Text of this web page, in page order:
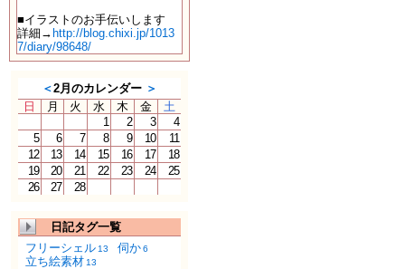
■イラストのお手伝いします
詳細→ http://blog.chixi.jp/1013
7/diary/98648/
＜2月のカレンダー ＞
日
月 火 水 木 金
土
1
2 3
4
5
6 7 8 9 10
11
12
13 14 15 16 17
18
19
20 21 22 23 24
25
26
27 28
日記タグ一覧
フリーシェル 13 伺か6
立ち絵素材 13